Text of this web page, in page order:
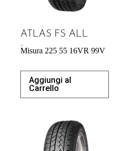
ATLAS FS ALL
Misura 225 55 16VR 99V
Aggiungi al
Carrello